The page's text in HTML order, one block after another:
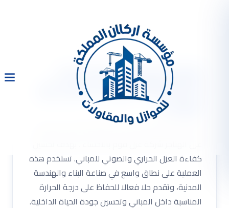
شركة عزل فوم بالاحساء
053333479 عزل الاسطح عزل
الهناجر
كفاءة العزل الحراري والصوتي للمباني. تستخدم هذه
العملية على نطاق واسع في صناعة البناء والهندسة
المدنية، وتقدم حلا فعالا للحفاظ على درجة الحرارة
المناسبة داخل المباني وتحسين جودة الحياة الداخلية.